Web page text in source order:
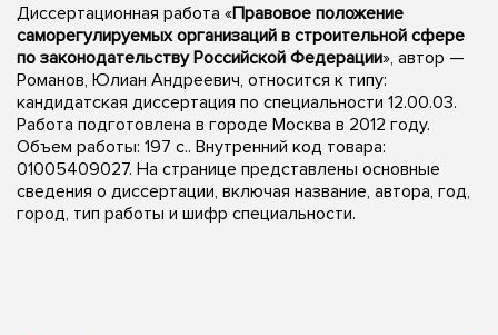
Диссертационная работа «Правовое положение
саморегулируемых организаций в строительной сфере
по законодательству Российской Федерации», автор —
Романов, Юлиан Андреевич, относится к типу:
кандидатская диссертация по специальности 12.00.03.
Работа подготовлена в городе Москва в 2012 году.
Объем работы: 197 с.. Внутренний код товара:
01005409027. На странице представлены основные
сведения о диссертации, включая название, автора, год,
город, тип работы и шифр специальности.